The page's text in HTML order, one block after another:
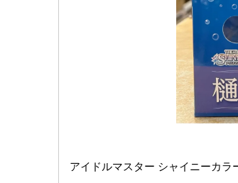
アイドルマスター ​シャイニーカラ